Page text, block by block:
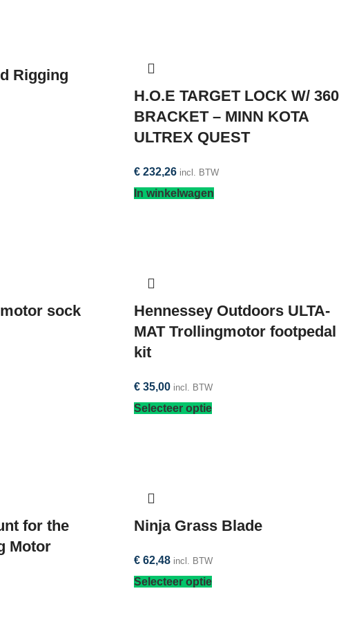
Rigging
H.O.E TARGET LOCK W/ 360
BRACKET – MINN KOTA
ULTREX QUEST
€232,26 incl. BTW
In winkelwagen
sock
Hennessey Outdoors ULTA-
MAT Trollingmotor footpedal
kit
€35,00 incl. BTW
Selecteer optie
for the
Motor
Ninja Grass Blade
€62,48 incl. BTW
Selecteer optie